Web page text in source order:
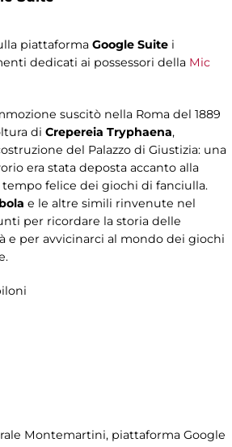
piattaforma Google Suite i
dedicati ai possessori della Mic
suscitò nella Roma del 1889
di Crepereia Tryphaena,
del Palazzo di Giustizia: una
era stata deposta accanto alla
tempo felice dei giochi di fanciulla.
e le altre simili rinvenute nel
per ricordare la storia delle
e per avvicinarci al mondo dei giochi
Montemartini, piattaforma Google